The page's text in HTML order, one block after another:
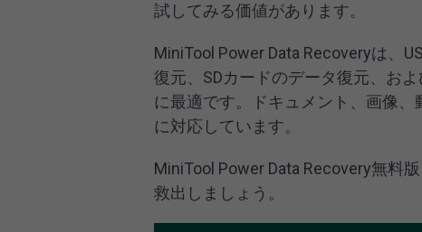
試してみる価値があります。
MiniTool Power Data Recoveryは、
復元、SDカードのデータ復元、お
に最適です。ドキュメント、画像
に対応しています。
MiniTool Power Data Recovery無料
救出しましょう。